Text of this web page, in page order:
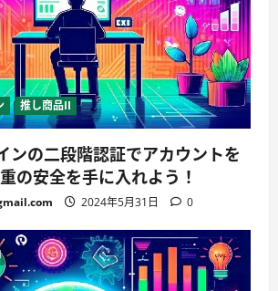
推し商品II
ンの二段階認証でアカウントを
の安全を手に入れよう！
2024年5月31日 0